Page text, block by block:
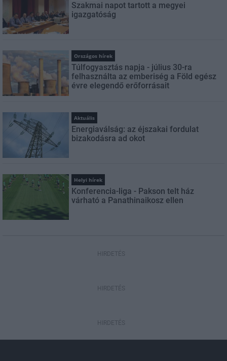
Szakmai napot tartott a megyei
igazgatóság
Országos hírek
Túlfogyasztás napja - július 30-ra
felhasználta az emberiség a Föld egész
évre elegendő erőforrásait
Aktuális
Energiaválság: az éjszakai fordulat
bizakodásra ad okot
Helyi hírek
Konferencia-liga - Pakson telt ház
várható a Panathinaikosz ellen
HIRDETÉS
HIRDETÉS
HIRDETÉS